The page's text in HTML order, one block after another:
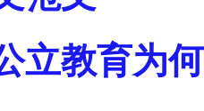
立教育为